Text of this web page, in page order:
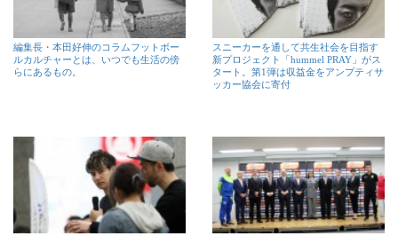
編集長・本田好伸のコラムフットボー
ルカルチャーとは、いつでも生活の傍
らにあるもの。
スニーカーを通して共生社会を目指す
新プロジェクト「hummel PRAY」がス
タート。第1弾は収益金をアンプティサ
ッカー協会に寄付